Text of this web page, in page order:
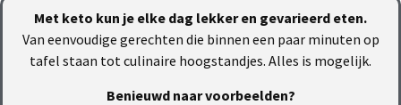
Met keto kun je elke dag lekker en gevarieerd eten.
Van eenvoudige gerechten die binnen een paar minuten op
tafel staan tot culinaire hoogstandjes. Alles is mogelijk.
Benieuwd naar voorbeelden?